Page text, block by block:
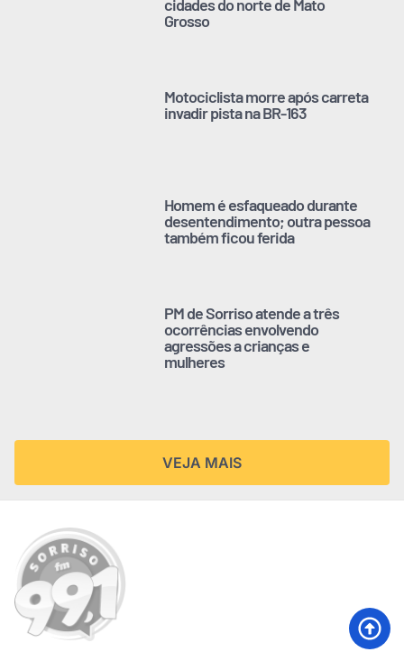
cidades do norte de Mato
Grosso
Motociclista morre após carreta
invadir pista na BR-163
Homem é esfaqueado durante
desentendimento; outra pessoa
também ficou ferida
PM de Sorriso atende a três
ocorrências envolvendo
agressões a crianças e
mulheres
VEJA MAIS